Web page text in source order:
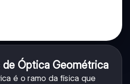
de Óptica Geométrica
é o ramo da física que